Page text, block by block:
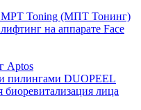
MPT Toning (МПТ Тонинг)
на аппарате Face
Aptos
пилингами DUOPEEL
биоревитализация лица